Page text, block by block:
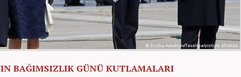
BAĞIMSIZLIK GÜNÜ KUTLAMALARI